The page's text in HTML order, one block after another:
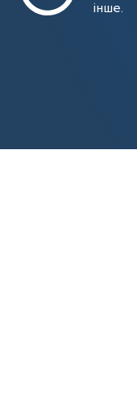
інше.